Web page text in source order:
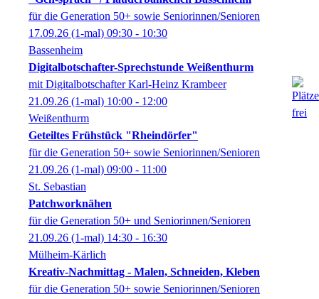
für die Generation 50+ sowie Seniorinnen/Senioren
17.09.26 (1-mal) 09:30 - 10:30
Bassenheim
Digitalbotschafter-Sprechstunde Weißenthurm
mit Digitalbotschafter Karl-Heinz Krambeer
21.09.26 (1-mal) 10:00 - 12:00
Weißenthurm
Geteiltes Frühstück "Rheindörfer"
für die Generation 50+ sowie Seniorinnen/Senioren
21.09.26 (1-mal) 09:00 - 11:00
St. Sebastian
Patchworknähen
für die Generation 50+ und Seniorinnen/Senioren
21.09.26 (1-mal) 14:30 - 16:30
Mülheim-Kärlich
Kreativ-Nachmittag - Malen, Schneiden, Kleben
für die Generation 50+ sowie Seniorinnen/Senioren